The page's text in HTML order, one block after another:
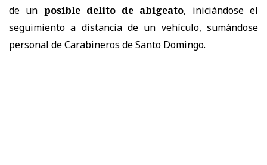
de un posible delito de abigeato, iniciándose el
seguimiento a distancia de un vehículo, sumándose
personal de Carabineros de Santo Domingo.